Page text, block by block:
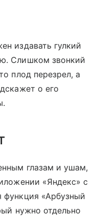
издавать гулкий
Слишком звонкий
плод перезрел, а
о его
глазам и ушам,
«Яндекс» с
функция «Арбузный
нужно отдельно